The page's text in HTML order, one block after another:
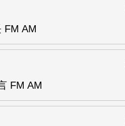
FM AM
FM AM